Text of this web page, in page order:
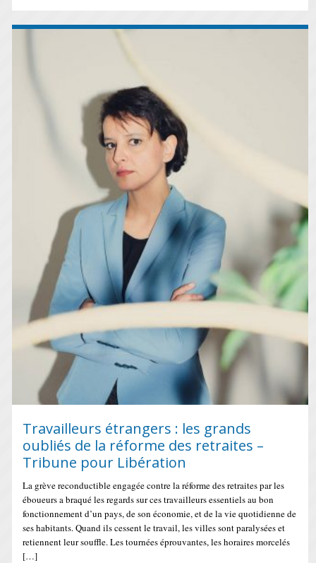
Travailleurs étrangers : les grands
oubliés de la réforme des retraites –
Tribune pour Libération
La grève reconductible engagée contre la réforme des retraites par les
éboueurs a braqué les regards sur ces travailleurs essentiels au bon
fonctionnement d’un pays, de son économie, et de la vie quotidienne de
ses habitants. Quand ils cessent le travail, les villes sont paralysées et
retiennent leur souffle. Les tournées éprouvantes, les horaires morcelés
[…]